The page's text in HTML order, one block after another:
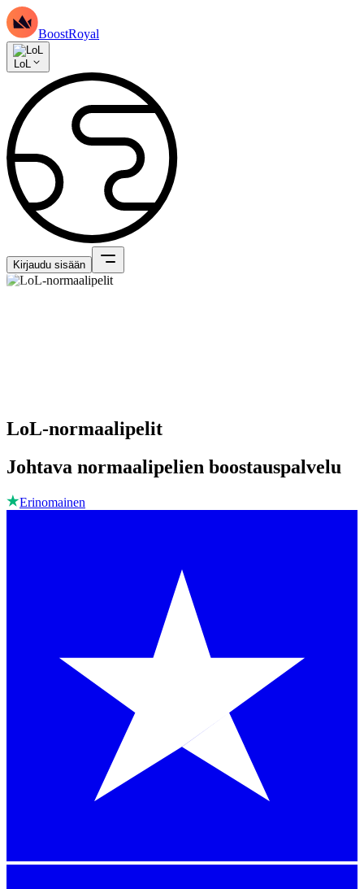
BoostRoyal
LoL
Kirjaudu sisään
LoL-normaalipelit
Johtava normaalipelien boostauspalvelu
Erinomainen